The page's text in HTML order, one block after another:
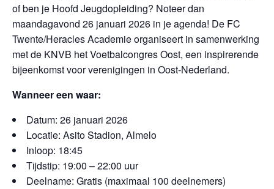
of ben je Hoofd Jeugdopleiding? Noteer dan
maandagavond 26 januari 2026 in je agenda! De FC
Twente/Heracles Academie organiseert in samenwerking
met de KNVB het Voetbalcongres Oost, een inspirerende
bijeenkomst voor verenigingen in Oost-Nederland.
Wanneer een waar:
Datum: 26 januari 2026
Locatie: Asito Stadion, Almelo
Inloop: 18:45
Tijdstip: 19:00 – 22:00 uur
Deelname: Gratis (maximaal 100 deelnemers)